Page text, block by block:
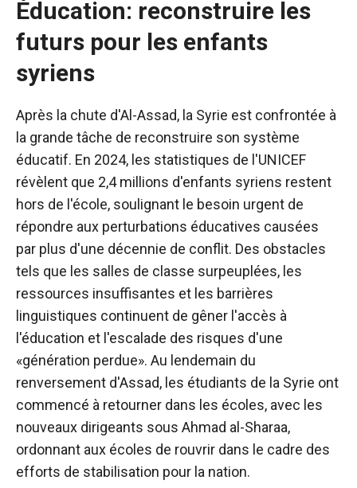
Éducation: reconstruire les
futurs pour les enfants
syriens
Après la chute d'Al-Assad, la Syrie est confrontée à
la grande tâche de reconstruire son système
éducatif. En 2024, les statistiques de l'UNICEF
révèlent que 2,4 millions d'enfants syriens restent
hors de l'école, soulignant le besoin urgent de
répondre aux perturbations éducatives causées
par plus d'une décennie de conflit. Des obstacles
tels que les salles de classe surpeuplées, les
ressources insuffisantes et les barrières
linguistiques continuent de gêner l'accès à
l'éducation et l'escalade des risques d'une
«génération perdue». Au lendemain du
renversement d'Assad, les étudiants de la Syrie ont
commencé à retourner dans les écoles, avec les
nouveaux dirigeants sous Ahmad al-Sharaa,
ordonnant aux écoles de rouvrir dans le cadre des
efforts de stabilisation pour la nation.